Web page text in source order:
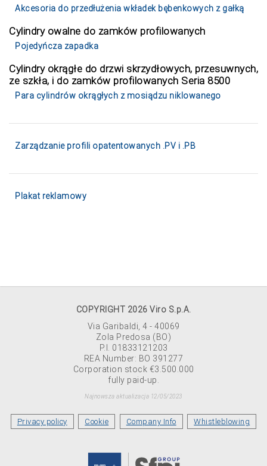
Akcesoria do przedłużenia wkładek bębenkowych z gałką
Cylindry owalne do zamków profilowanych
Pojedyńcza zapadka
Cylindry okrągłe do drzwi skrzydłowych, przesuwnych,
ze szkła, i do zamków profilowanych Seria 8500
Para cylindrów okrągłych z mosiądzu niklowanego
Zarządzanie profili opatentowanych .PV i .PB
Plakat reklamowy
COPYRIGHT 2026 Viro S.p.A.
Via Garibaldi, 4 - 40069
Zola Predosa (BO)
P.I. 01833121203
REA Number: BO 391277
Corporation stock €3.500.000
fully paid-up.
Najnowsza aktualizacja 12/05/2023
Privacy policy Cookie Company Info Whistleblowing